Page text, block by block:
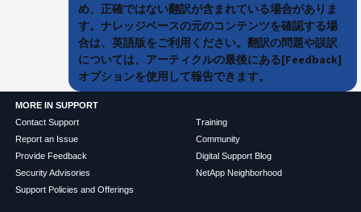
め、正確ではない翻訳が含まれている場合がありま
す。ナレッジベースの元のコンテンツを確認する場
合は、英語版をご利用ください。翻訳の問題や誤訳
については、アーティクルの最後にある[Feedback]
オプションを使用して報告できます。
MORE IN SUPPORT
Contact Support
Report an Issue
Provide Feedback
Security Advisories
Support Policies and Offerings
Training
Community
Digital Support Blog
NetApp Neighborhood